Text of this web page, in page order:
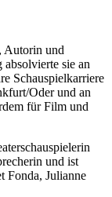
Autorin und
sie an
Schauspielkarriere
Oder und an
für Film und
und ist
Fonda, Julianne